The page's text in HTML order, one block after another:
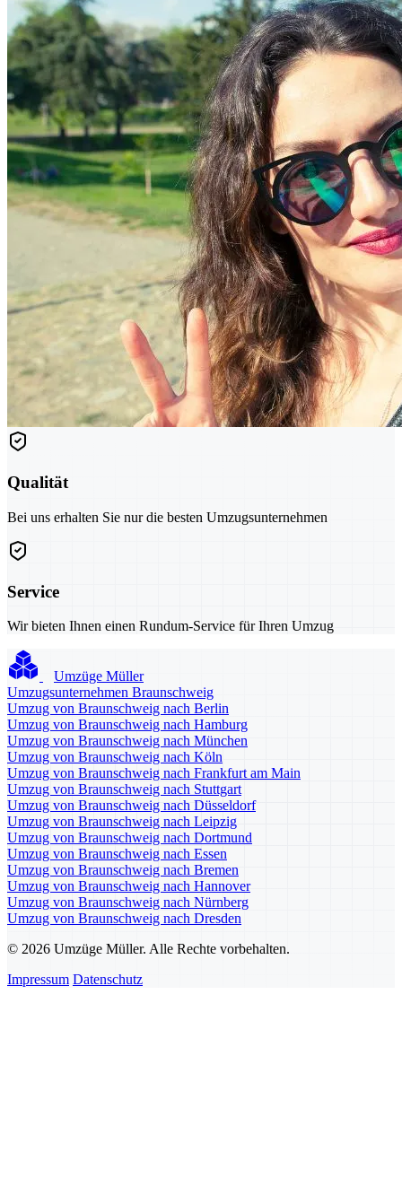
Qualität
Bei uns erhalten Sie nur die besten Umzugsunternehmen
Service
Wir bieten Ihnen einen Rundum-Service für Ihren Umzug
Umzüge Müller
Umzugsunternehmen Braunschweig
Umzug von Braunschweig nach Berlin
Umzug von Braunschweig nach Hamburg
Umzug von Braunschweig nach München
Umzug von Braunschweig nach Köln
Umzug von Braunschweig nach Frankfurt am Main
Umzug von Braunschweig nach Stuttgart
Umzug von Braunschweig nach Düsseldorf
Umzug von Braunschweig nach Leipzig
Umzug von Braunschweig nach Dortmund
Umzug von Braunschweig nach Essen
Umzug von Braunschweig nach Bremen
Umzug von Braunschweig nach Hannover
Umzug von Braunschweig nach Nürnberg
Umzug von Braunschweig nach Dresden
© 2026 Umzüge Müller. Alle Rechte vorbehalten.
Impressum Datenschutz